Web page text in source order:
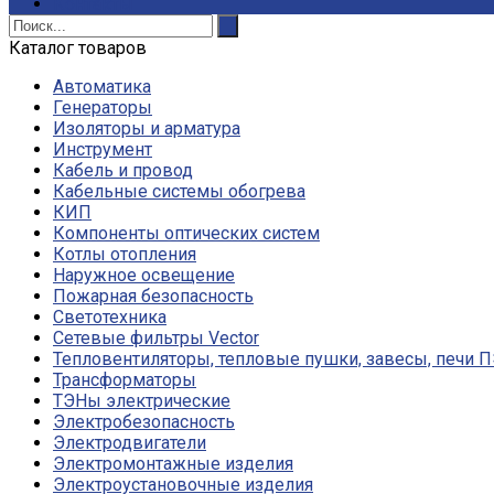
Каталог товаров
Автоматика
Генераторы
Изоляторы и арматура
Инструмент
Кабель и провод
Кабельные системы обогрева
КИП
Компоненты оптических систем
Котлы отопления
Наружное освещение
Пожарная безопасность
Светотехника
Сетевые фильтры Vector
Тепловентиляторы, тепловые пушки, завесы, печи
Трансформаторы
ТЭНы электрические
Электробезопасность
Электродвигатели
Электромонтажные изделия
Электроустановочные изделия